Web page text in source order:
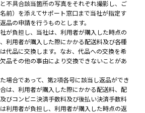
不具合該当箇所の写真をそれぞれ撮影し、ご
前）を添えてサポート窓口まで当社が指定す
品の申請を行うものとします。
が負担し、当社は、利用者が購入した時点の
利用者が購入した際にかかる配送料及び各種
代品に交換します。なお、代品への交換を希
品その他の事由により交換できないことがあ
場合であって、第2項各号に該当し返品ができ
は、利用者が購入した際にかかる配送料、配
びコンビニ決済手数料及び後払い決済手数料
利用者が負担し、利用者が購入した時点の返